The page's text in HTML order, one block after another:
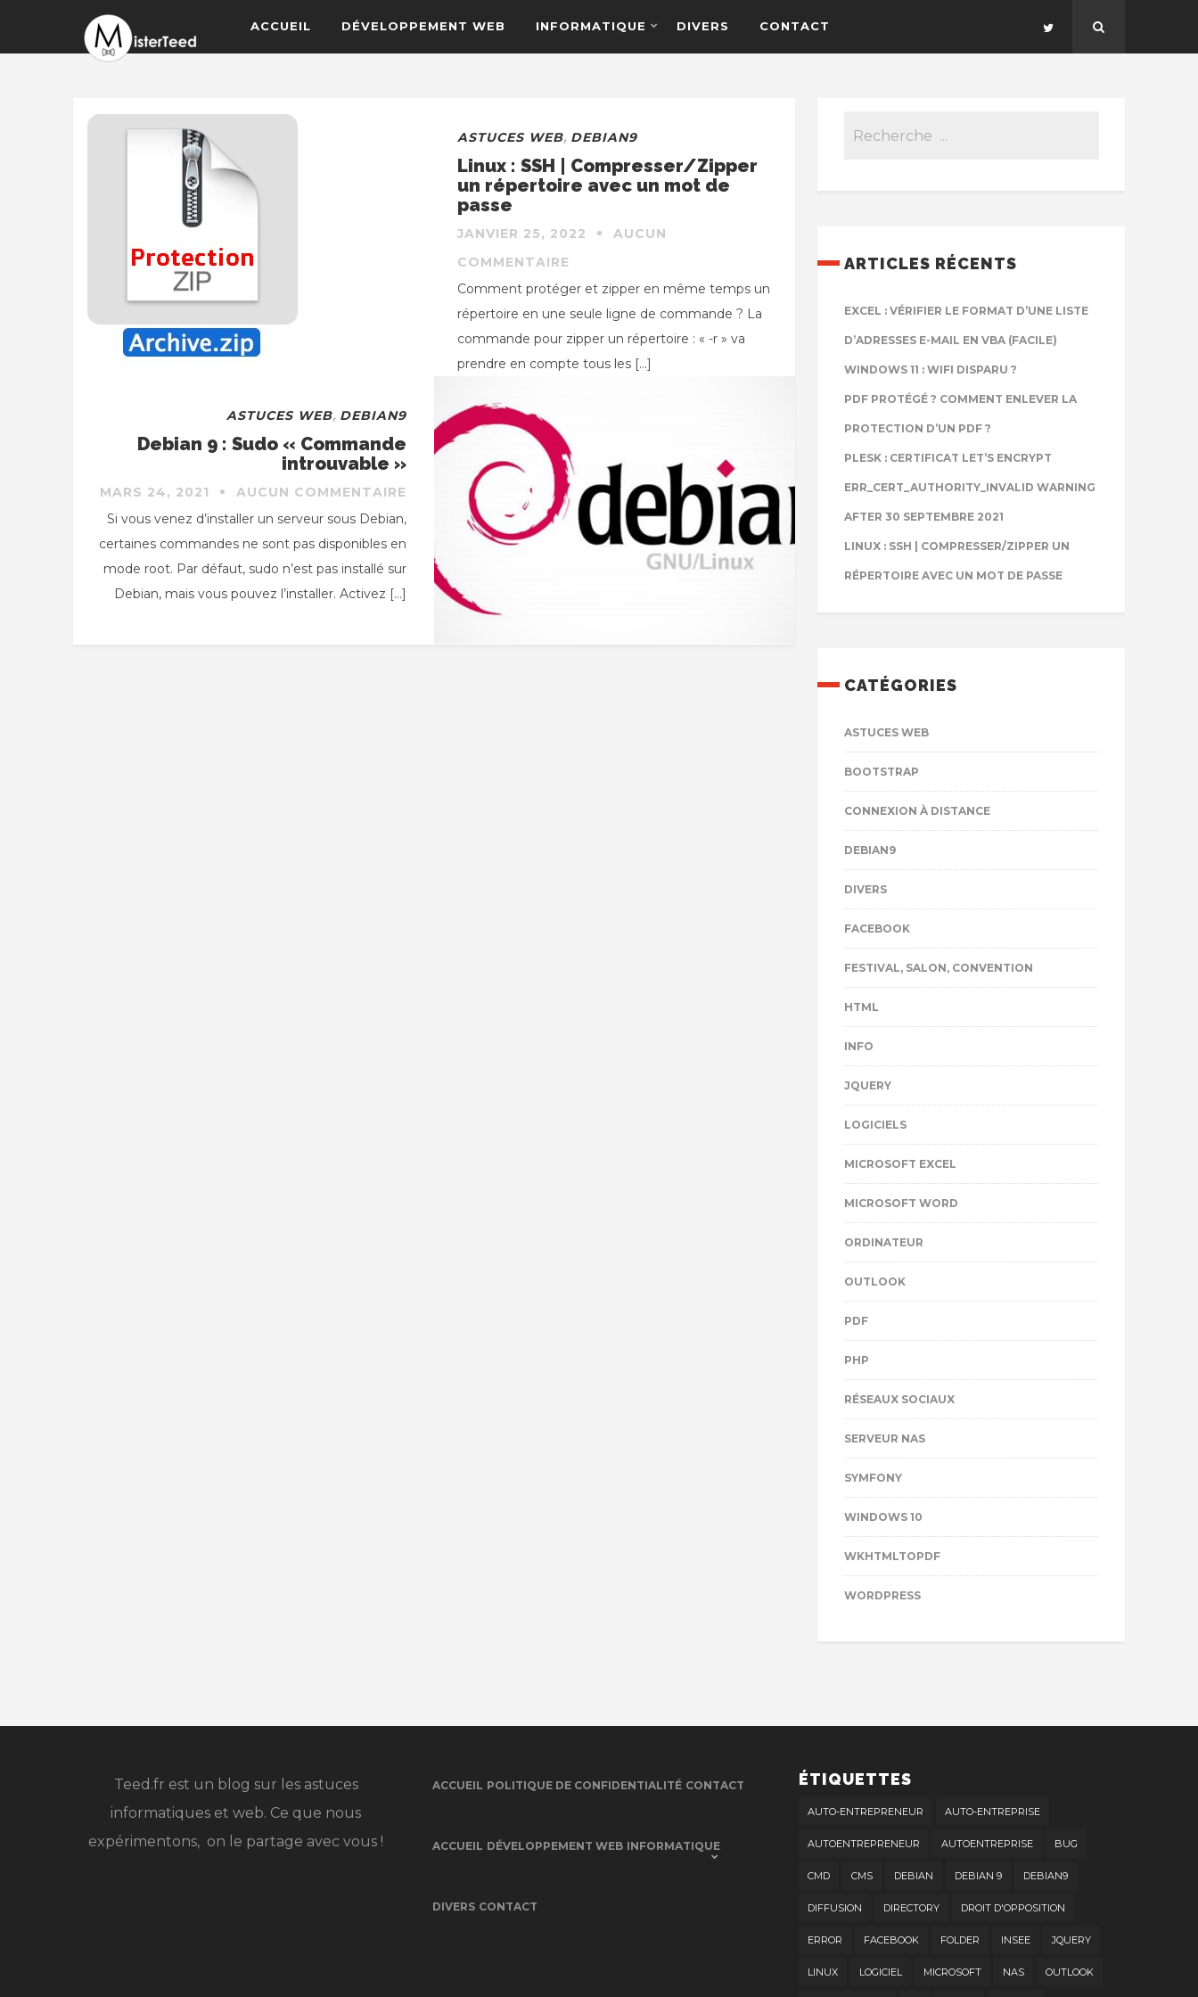
ACCUEIL DÉVELOPPEMENT WEB INFORMATIQUE DIVERS CONTACT
ASTUCES WEB, DEBIAN9
Linux : SSH | Compresser/Zipper
un répertoire avec un mot de
passe
JANVIER 25, 2022
AUCUN
COMMENTAIRE
Comment protéger et zipper en même temps un
répertoire en une seule ligne de commande ? La
commande pour zipper un répertoire : « -r » va
prendre en compte tous les […]
ASTUCES WEB, DEBIAN9
Debian 9 : Sudo « Commande
introuvable »
MARS 24, 2021
AUCUN COMMENTAIRE
Si vous venez d’installer un serveur sous Debian,
certaines commandes ne sont pas disponibles en
mode root. Par défaut, sudo n’est pas installé sur
Debian, mais vous pouvez l’installer. Activez […]
ARTICLES RÉCENTS
EXCEL : VÉRIFIER LE FORMAT D’UNE LISTE
D’ADRESSES E-MAIL EN VBA (FACILE)
WINDOWS 11 : WIFI DISPARU ?
PDF PROTÉGÉ ? COMMENT ENLEVER LA
PROTECTION D’UN PDF ?
PLESK : CERTIFICAT LET’S ENCRYPT
ERR_CERT_AUTHORITY_INVALID WARNING
AFTER 30 SEPTEMBRE 2021
LINUX : SSH | COMPRESSER/ZIPPER UN
RÉPERTOIRE AVEC UN MOT DE PASSE
CATÉGORIES
ASTUCES WEB
BOOTSTRAP
CONNEXION À DISTANCE
DEBIAN9
DIVERS
FACEBOOK
FESTIVAL, SALON, CONVENTION
HTML
INFO
JQUERY
LOGICIELS
MICROSOFT EXCEL
MICROSOFT WORD
ORDINATEUR
OUTLOOK
PDF
PHP
RÉSEAUX SOCIAUX
SERVEUR NAS
SYMFONY
WINDOWS 10
WKHTMLTOPDF
WORDPRESS
Teed.fr est un blog sur les astuces
informatiques et web. Ce que nous
expérimentons, on le partage avec vous !
ACCUEIL POLITIQUE DE CONFIDENTIALITÉ CONTACT
ACCUEIL DÉVELOPPEMENT WEB INFORMATIQUE
DIVERS CONTACT
ÉTIQUETTES
AUTO-ENTREPRENEUR AUTO-ENTREPRISE
AUTOENTREPRENEUR AUTOENTREPRISE BUG
CMD CMS DEBIAN DEBIAN 9 DEBIAN9
DIFFUSION DIRECTORY DROIT D'OPPOSITION
ERROR FACEBOOK FOLDER INSEE JQUERY
LINUX LOGICIEL MICROSOFT NAS OUTLOOK